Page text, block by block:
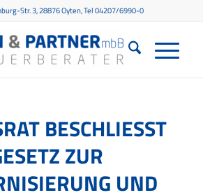
Str. 3, 28876 Oyten, Tel 04207/6990-0
BESCHLIESST G
ZUR M
UND D